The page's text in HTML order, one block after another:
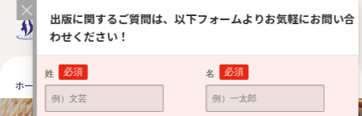
出版に関するご質問は、以下フォームよりお気軽にお問い合
わせください！
姓 必須 名 必須
ホーム 出版をお考えの方へ 安心サポート 全国の提携有力書店